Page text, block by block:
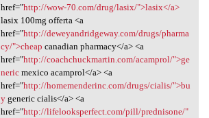
href="http://wow-70.com/drug/lasix/">lasix</a>
lasix 100mg offerta <a
href="http://deweyandridgeway.com/drugs/pharma
cy/">cheap canadian pharmacy</a> <a
href="http://coachchuckmartin.com/acamprol/">ge
nericmexico acamprol</a> <a
href="http://homemenderinc.com/drugs/cialis/">bu
ygeneric cialis</a> <a
href="http://lifelooksperfect.com/pill/prednisone/"